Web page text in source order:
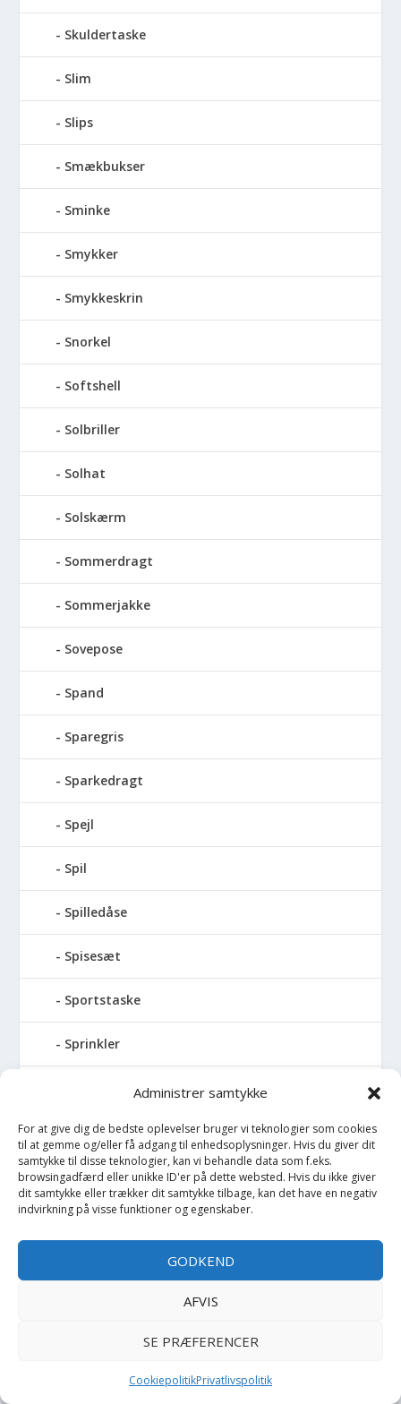
Administrer samtykke
For at give dig de bedste oplevelser bruger vi teknologier som cookies
til at gemme og/eller få adgang til enhedsoplysninger. Hvis du giver dit
samtykke til disse teknologier, kan vi behandle data som f.eks.
browsingadfærd eller unikke ID'er på dette websted. Hvis du ikke giver
dit samtykke eller trækker dit samtykke tilbage, kan det have en negativ
indvirkning på visse funktioner og egenskaber.
GODKEND
AFVIS
SE PRÆFERENCER
CookiepolitikPrivatlivspolitik
Skuldertaske
Slim
Slips
Smækbukser
Sminke
Smykker
Smykkeskrin
Snorkel
Softshell
Solbriller
Solhat
Solskærm
Sommerdragt
Sommerjakke
Sovepose
Spand
Sparegris
Sparkedragt
Spejl
Spil
Spilledåse
Spisesæt
Sportstaske
Sprinkler
Stablelegetøj
Stofble
Stofbog
Stol
Strømpebukser